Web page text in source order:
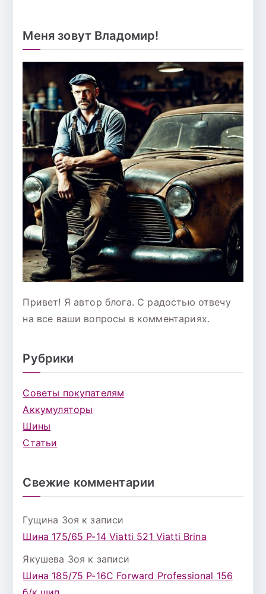
Меня зовут Владомир!
Привет! Я автор блога. С радостью отвечу
на все ваши вопросы в комментариях.
Рубрики
Советы покупателям
Аккумуляторы
Шины
Статьи
Свежие комментарии
Гущина Зоя к записи
Шина 175/65 Р-14 Viatti 521 Viatti Brina
Якушева Зоя к записи
Шина 185/75 Р-16С Forward Professional 156